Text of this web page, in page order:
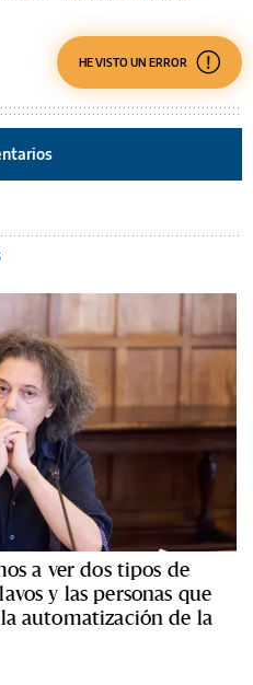
HE VISTO UN ERROR
a ver dos tipos de
y las personas que
automatización de la